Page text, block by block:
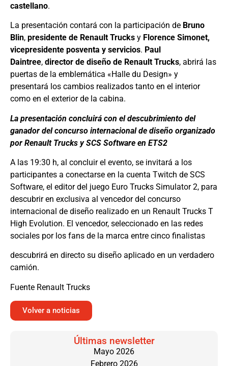
castellano.
La presentación contará con la participación de Bruno
Blin, presidente de Renault Trucks y Florence Simonet,
vicepresidente posventa y servicios. Paul
Daintree, director de diseño de Renault Trucks, abrirá las
puertas de la emblemática «Halle du Design» y
presentará los cambios realizados tanto en el interior
como en el exterior de la cabina.
La presentación concluirá con el descubrimiento del
ganador del concurso internacional de diseño organizado
por Renault Trucks y SCS Software en ETS2
A las 19:30 h, al concluir el evento, se invitará a los
participantes a conectarse en la cuenta Twitch de SCS
Software, el editor del juego Euro Trucks Simulator 2, para
descubrir en exclusiva al vencedor del concurso
internacional de diseño realizado en un Renault Trucks T
High Evolution. El vencedor, seleccionado en las redes
sociales por los fans de la marca entre cinco finalistas
descubrirá en directo su diseño aplicado en un verdadero
camión.
Fuente Renault Trucks
Volver a noticias
Últimas newsletter
Mayo 2026
Febrero 2026